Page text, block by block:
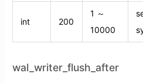
int 200
1 ～
10000
wal_writer_flush_after